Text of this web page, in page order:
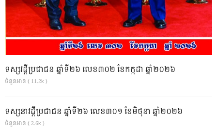
ទស្សវដ្តីប្រជាជន ឆ្នាំទី២៦ លេខ៣០២ ខែកក្កដា ឆ្នាំ២០២៦
ចំនួនអាន ( 11.2k )
ទស្សនាវដ្ដីប្រជាជន ឆ្នាំទី២៦ លេខ៣០១ ខែមិថុនា ឆ្នាំ២០២៦
ចំនួនអាន ( 2.6k )